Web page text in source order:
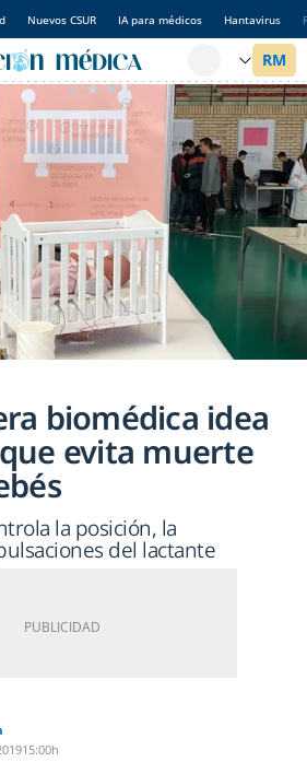
Nuevos CSUR IA para médicos Hantavirus
biomédica idea
evita muerte
la posición, la
del lactante
15:00h